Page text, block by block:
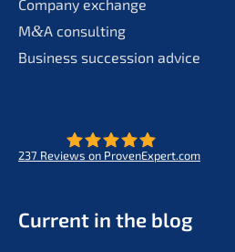
Compa­ny exchange
M&A consul­ting
Business succes­si­on advice
237 Reviews on ProvenExpert.com
Current in the blog